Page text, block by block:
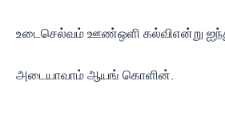
உடைசெல்வம் ஊண்ஒளி கல்விஎன்று
அடையாவாம் ஆயங் கொளின்.